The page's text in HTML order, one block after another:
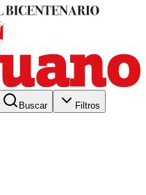
Buscar Filtros